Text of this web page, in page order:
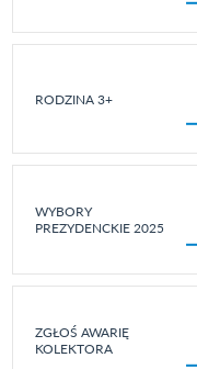
RODZINA 3+
WYBORY
PREZYDENCKIE 2025
ZGŁOŚ AWARIĘ
KOLEKTORA